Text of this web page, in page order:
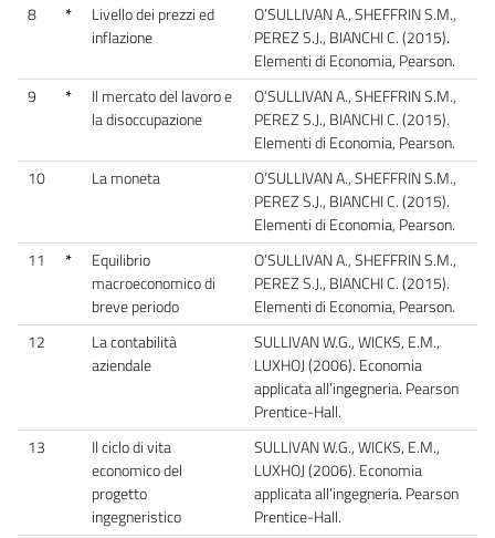
8
*
Livello dei prezzi ed
inflazione
O’SULLIVAN A., SHEFFRIN S.M.,
PEREZ S.J., BIANCHI C. (2015).
Elementi di Economia, Pearson.
9
*
Il mercato del lavoro e
la disoccupazione
O’SULLIVAN A., SHEFFRIN S.M.,
PEREZ S.J., BIANCHI C. (2015).
Elementi di Economia, Pearson.
10
La moneta
O’SULLIVAN A., SHEFFRIN S.M.,
PEREZ S.J., BIANCHI C. (2015).
Elementi di Economia, Pearson.
11
*
Equilibrio
macroeconomico di
breve periodo
O’SULLIVAN A., SHEFFRIN S.M.,
PEREZ S.J., BIANCHI C. (2015).
Elementi di Economia, Pearson.
12
La contabilità
aziendale
SULLIVAN W.G., WICKS, E.M.,
LUXHOJ (2006). Economia
applicata all’ingegneria. Pearson
Prentice-Hall.
13
Il ciclo di vita
economico del
progetto
ingegneristico
SULLIVAN W.G., WICKS, E.M.,
LUXHOJ (2006). Economia
applicata all’ingegneria. Pearson
Prentice-Hall.